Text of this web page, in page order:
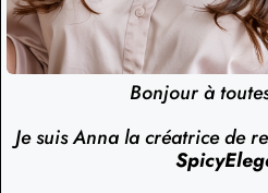
Bonjour à
Je suis Anna la créatrice de